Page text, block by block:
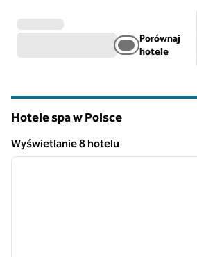
Porównaj
hotele
Hotele spa w Polsce
Wyświetlanie 8 hotelu
Wyświetlanie 8 hotelu
1 z 12